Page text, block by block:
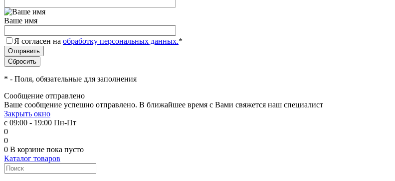
Ваше имя
Я согласен на обработку персональных данных.*
* - Поля, обязательные для заполнения
Сообщение отправлено
Ваше сообщение успешно отправлено. В ближайшее время с Вами свяжется наш специалист
Закрыть окно
с 09:00 - 19:00 Пн-Пт
0
0
0 В корзине пока пусто
Каталог товаров